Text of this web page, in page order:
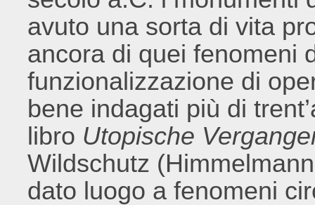
avuto una sorta di vita
ancora di quei fenomeni
funzionalizzazione di
bene indagati più di
libro Utopische
Wildschutz
dato luogo a fenomeni